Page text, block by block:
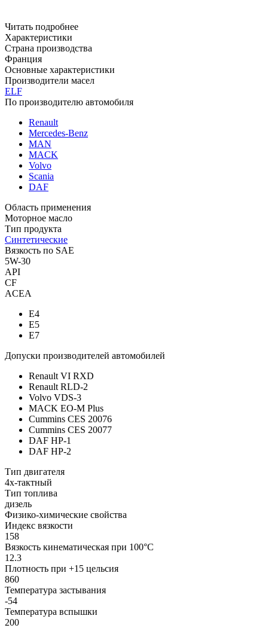
Читать подробнее
Характеристики
Страна производства
Франция
Основные характеристики
Производители масел
ELF
По производителю автомобиля
Renault
Mercedes-Benz
MAN
MACK
Volvo
Scania
DAF
Область применения
Моторное масло
Тип продукта
Синтетические
Вязкость по SAE
5W-30
API
CF
ACEA
E4
E5
E7
Допуски производителей автомобилей
Renault VI RXD
Renault RLD-2
Volvo VDS-3
MACK EO-M Plus
Cummins CES 20076
Cummins CES 20077
DAF HP-1
DAF HP-2
Тип двигателя
4х-тактный
Тип топлива
дизель
Физико-химические свойства
Индекс вязкости
158
Вязкость кинематическая при 100°С
12.3
Плотность при +15 цельсия
860
Температура застывания
-54
Температура вспышки
200